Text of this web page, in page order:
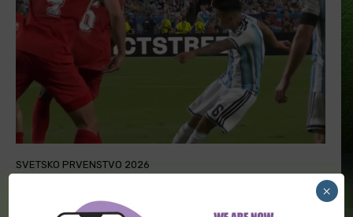
SVETSKO PRVENSTVO 2026
July 13, 2026
×